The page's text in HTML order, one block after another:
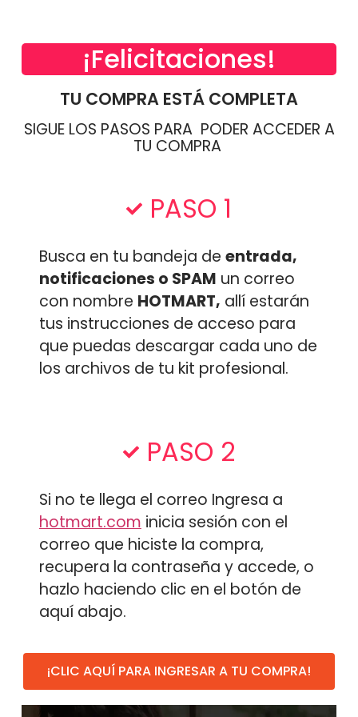
¡Felicitaciones!
TU COMPRA ESTÁ COMPLETA
SIGUE LOS PASOS PARA PODER ACCEDER A
TU COMPRA
PASO 1
Busca en tu bandeja de entrada,
notificaciones o SPAM un correo
con nombre HOTMART, allí estarán
tus instrucciones de acceso para
que puedas descargar cada uno de
los archivos de tu kit profesional.
PASO 2
Si no te llega el correo Ingresa a
hotmart.com inicia sesión con el
correo que hiciste la compra,
recupera la contraseña y accede, o
hazlo haciendo clic en el botón de
aquí abajo.
¡CLIC AQUÍ PARA INGRESAR A TU COMPRA!